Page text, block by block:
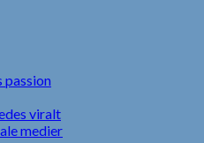
passion
viralt
medier